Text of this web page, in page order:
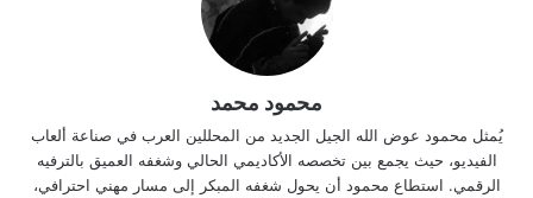
محمود محمد
يُمثل محمود عوض الله الجيل الجديد من المحللين العرب في صناعة ألعاب
الفيديو، حيث يجمع بين تخصصه الأكاديمي الحالي وشغفه العميق بالترفيه
الرقمي. استطاع محمود أن يحول شغفه المبكر إلى مسار مهني احترافي،